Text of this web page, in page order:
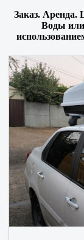
Заказ.
Воды